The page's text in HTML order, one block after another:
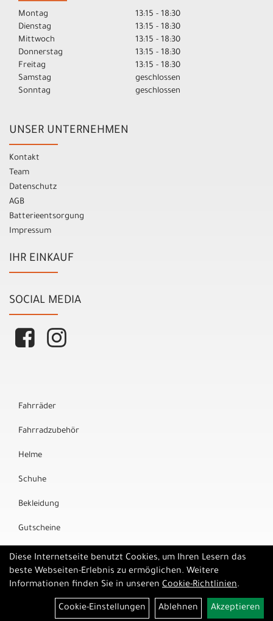
Montag
13:15 - 18:30
Dienstag
13:15 - 18:30
Mittwoch
13:15 - 18:30
Donnerstag
13:15 - 18:30
Freitag
13:15 - 18:30
Samstag
geschlossen
Sonntag
geschlossen
UNSER UNTERNEHMEN
Kontakt
Team
Datenschutz
AGB
Batterieentsorgung
Impressum
IHR EINKAUF
SOCIAL MEDIA
Fahrräder
Fahrradzubehör
Helme
Schuhe
Bekleidung
Gutscheine
Marken
Diese Internetseite benutzt Cookies, um Ihren Lesern das
beste Webseiten-Erlebnis zu ermöglichen. Weitere
Informationen finden Sie in unseren Cookie-Richtlinien.
Cookie-Einstellungen Ablehnen Akzeptieren